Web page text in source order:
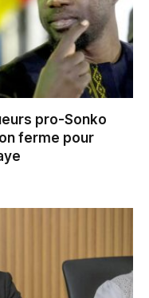
pro-Sonko
ferme pour